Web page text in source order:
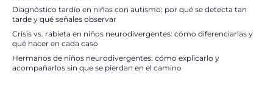
Diagnóstico tardío en niñas con autismo: por qué se detecta tan
tarde y qué señales observar
Crisis vs. rabieta en niños neurodivergentes: cómo diferenciarlas y
qué hacer en cada caso
Hermanos de niños neurodivergentes: cómo explicarlo y
acompañarlos sin que se pierdan en el camino